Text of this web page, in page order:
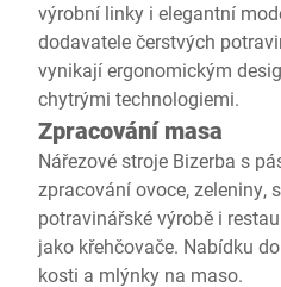
výrobní linky i elegantní
dodavatele čerstvých
vynikají ergonomickým
chytrými technologiemi.
Zpracování masa
Nářezové stroje Bizerba s
zpracování ovoce, zeleniny,
potravinářské výrobě i
jako křehčovače. Nabídku
kosti a mlýnky na maso.